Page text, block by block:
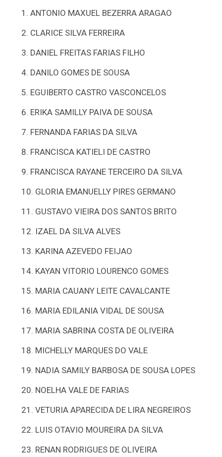
ANTONIO MAXUEL BEZERRA ARAGAO
CLARICE SILVA FERREIRA
DANIEL FREITAS FARIAS FILHO
DANILO GOMES DE SOUSA
EGUIBERTO CASTRO VASCONCELOS
ERIKA SAMILLY PAIVA DE SOUSA
FERNANDA FARIAS DA SILVA
FRANCISCA KATIELI DE CASTRO
FRANCISCA RAYANE TERCEIRO DA SILVA
GLORIA EMANUELLY PIRES GERMANO
GUSTAVO VIEIRA DOS SANTOS BRITO
IZAEL DA SILVA ALVES
KARINA AZEVEDO FEIJAO
KAYAN VITORIO LOURENCO GOMES
MARIA CAUANY LEITE CAVALCANTE
MARIA EDILANIA VIDAL DE SOUSA
MARIA SABRINA COSTA DE OLIVEIRA
MICHELLY MARQUES DO VALE
NADIA SAMILY BARBOSA DE SOUSA LOPES
NOELHA VALE DE FARIAS
VETURIA APARECIDA DE LIRA NEGREIROS
LUIS OTAVIO MOUREIRA DA SILVA
RENAN RODRIGUES DE OLIVEIRA